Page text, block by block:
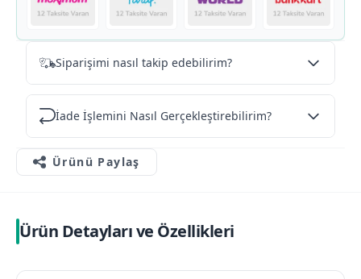
Siparişimi nasıl takip edebilirim?
İade İşlemini Nasıl Gerçekleştirebilirim?
Ürünü Paylaş
Ürün Detayları ve Özellikleri